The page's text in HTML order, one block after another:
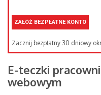
ZAŁÓŻ BEZPŁATNE KONTO
Zacznij bezpłatny 30 dniowy
E-teczki
webowym